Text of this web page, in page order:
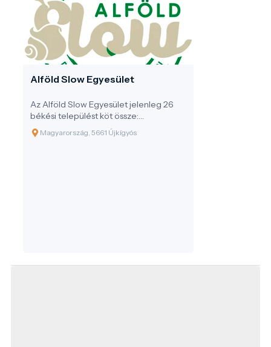
Alföld Slow Egyesület
Az Alföld Slow Egyesület jelenleg 26
békési települést köt össze:
Almáskamarás, Békés, Békéssámson,
Biharugra, Csabaszabadi, Csanádapáca,
Magyarország, 5661 Újkígyós